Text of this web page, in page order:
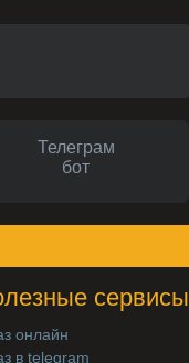
Телеграм
бот
сервисы
онлайн
в telegram